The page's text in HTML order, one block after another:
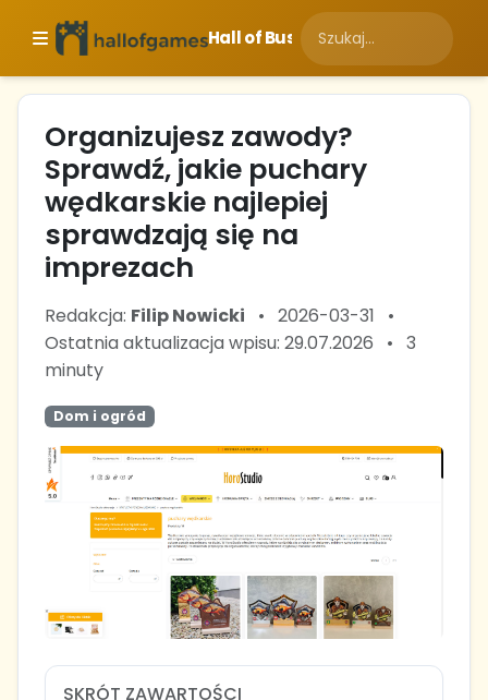
Hall of Business
Organizujesz zawody?
Sprawdź, jakie puchary
wędkarskie najlepiej
sprawdzają się na
imprezach
Redakcja: Filip Nowicki • 2026-03-31
•
Ostatnia aktualizacja wpisu: 29.07.2026
• 3
minuty
Dom i ogród
SKRÓT ZAWARTOŚCI